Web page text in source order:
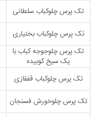
تک پرس چلوکباب سلطانی
تک پرس چلوکباب بختیاری
تک پرس چلوجوجه کباب با
یک سیخ کوبیده
تک پرس چلوکباب قفقازی
تک پرس چلوخورش فسنجان